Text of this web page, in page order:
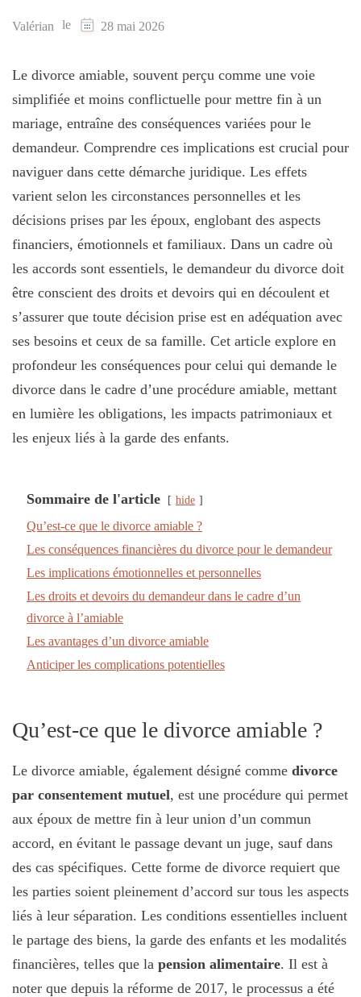
Valérian le 28 mai 2026
Le divorce amiable, souvent perçu comme une voie
simplifiée et moins conflictuelle pour mettre fin à un
mariage, entraîne des conséquences variées pour le
demandeur. Comprendre ces implications est crucial pour
naviguer dans cette démarche juridique. Les effets
varient selon les circonstances personnelles et les
décisions prises par les époux, englobant des aspects
financiers, émotionnels et familiaux. Dans un cadre où
les accords sont essentiels, le demandeur du divorce doit
être conscient des droits et devoirs qui en découlent et
s’assurer que toute décision prise est en adéquation avec
ses besoins et ceux de sa famille. Cet article explore en
profondeur les conséquences pour celui qui demande le
divorce dans le cadre d’une procédure amiable, mettant
en lumière les obligations, les impacts patrimoniaux et
les enjeux liés à la garde des enfants.
Sommaire de l'article hide
Qu’est-ce que le divorce amiable ?
Les conséquences financières du divorce pour le demandeur
Les implications émotionnelles et personnelles
Les droits et devoirs du demandeur dans le cadre d’un
divorce à l’amiable
Les avantages d’un divorce amiable
Anticiper les complications potentielles
Qu’est-ce que le divorce amiable ?
Le divorce amiable, également désigné comme divorce
par consentement mutuel, est une procédure qui permet
aux époux de mettre fin à leur union d’un commun
accord, en évitant le passage devant un juge, sauf dans
des cas spécifiques. Cette forme de divorce requiert que
les parties soient pleinement d’accord sur tous les aspects
liés à leur séparation. Les conditions essentielles incluent
le partage des biens, la garde des enfants et les modalités
financières, telles que la pension alimentaire. Il est à
noter que depuis la réforme de 2017, le processus a été